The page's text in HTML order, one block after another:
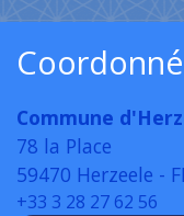
Commune
78 la Place
59470 Herzeele -
+33 3 28 27 62 56